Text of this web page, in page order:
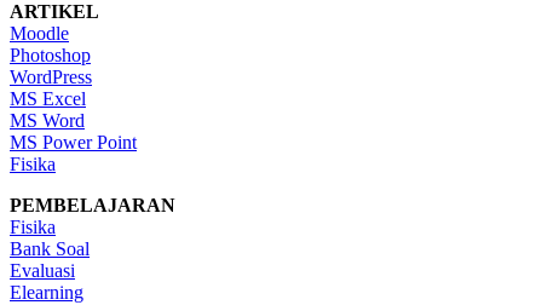
ARTIKEL
Moodle
Photoshop
WordPress
MS Excel
MS Word
MS Power Point
Fisika
PEMBELAJARAN
Fisika
Bank Soal
Evaluasi
Elearning